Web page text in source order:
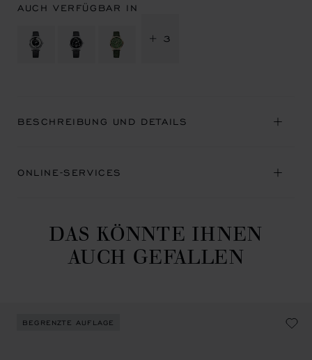
AUCH VERFÜGBAR IN
+ 3
BESCHREIBUNG UND DETAILS
ONLINE-SERVICES
DAS KÖNNTE IHNEN
AUCH GEFALLEN
BEGRENZTE AUFLAGE